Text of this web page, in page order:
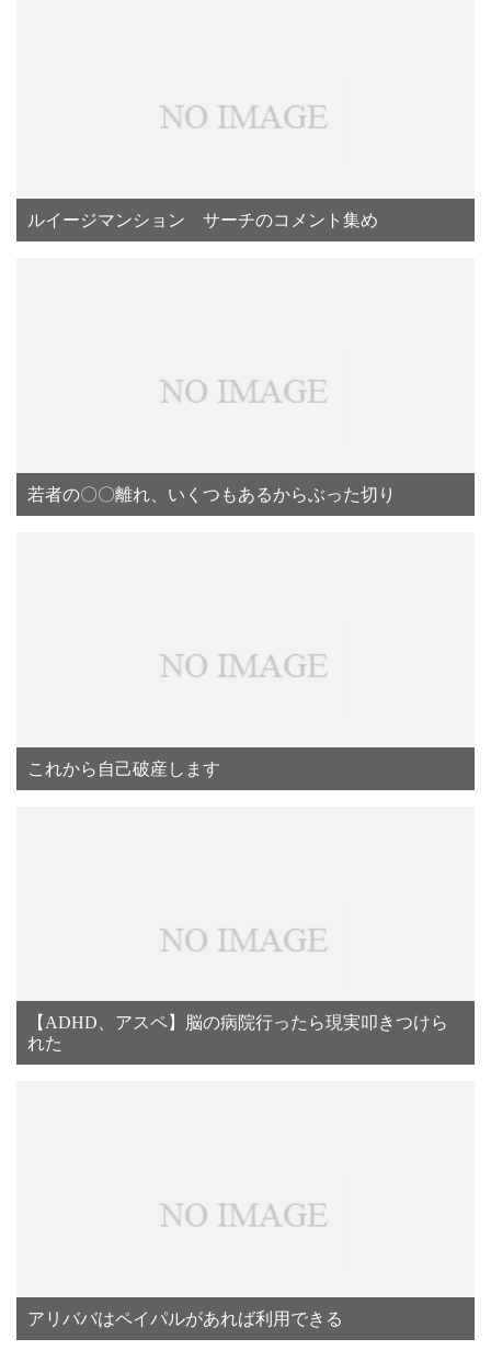
ルイージマンション サーチのコメント集め
若者の〇〇離れ、いくつもあるからぶった切り
これから自己破産します
【ADHD、アスペ】脳の病院行ったら現実叩きつけら
れた
アリババはペイパルがあれば利用できる